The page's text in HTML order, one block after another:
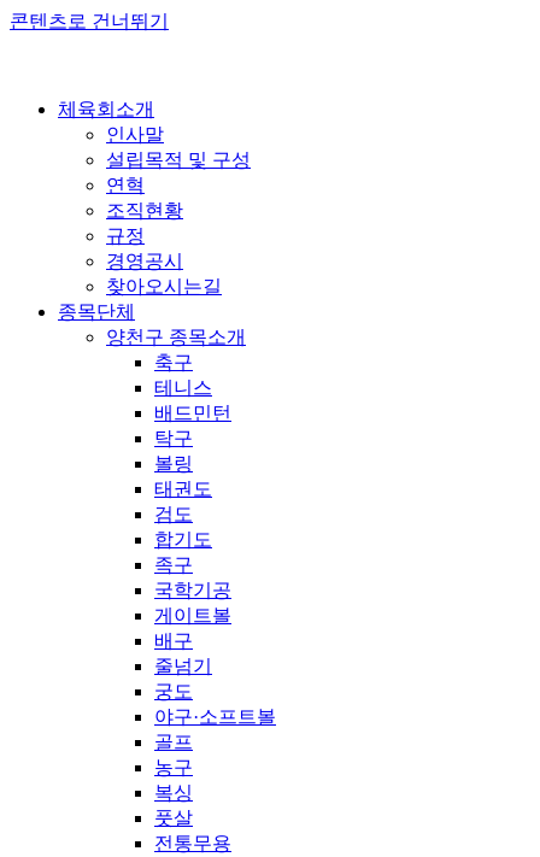
콘텐츠로 건너뛰기
체육회소개
인사말
설립목적 및 구성
연혁
조직현황
규정
경영공시
찾아오시는길
종목단체
양천구 종목소개
축구
테니스
배드민턴
탁구
볼링
태권도
검도
합기도
족구
국학기공
게이트볼
배구
줄넘기
궁도
야구·소프트볼
골프
농구
복싱
풋살
전통무용